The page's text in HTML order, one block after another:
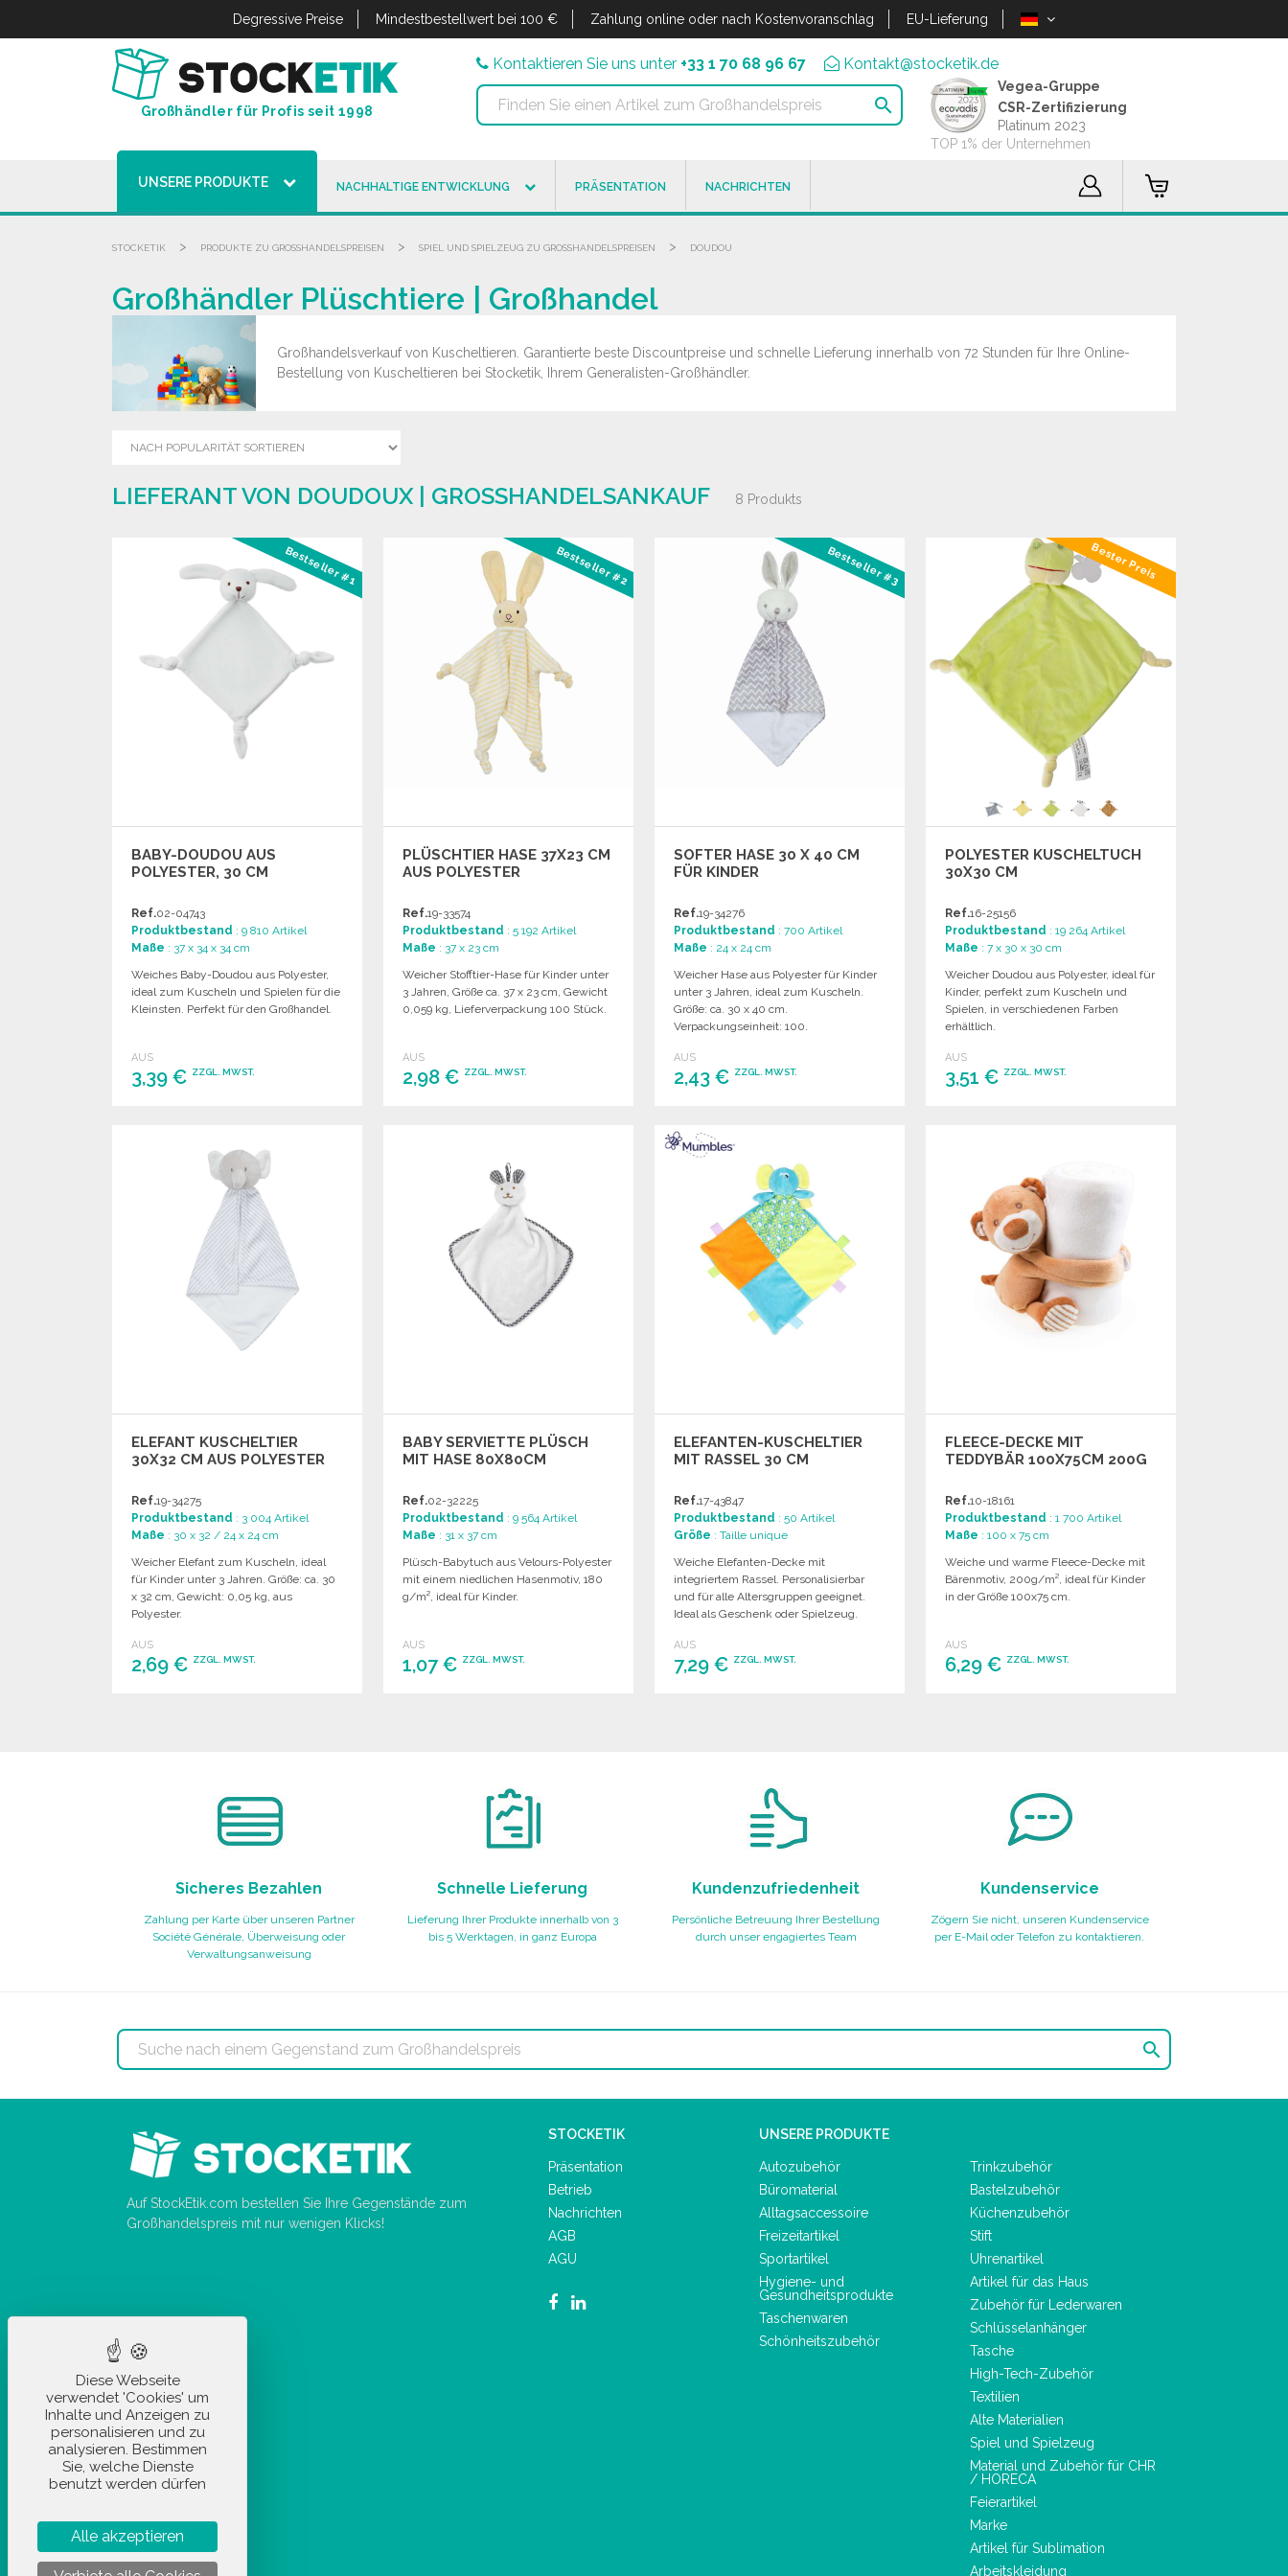
Degressive Preise Mindestbestellwert bei 100 € Zahlung online oder nach Kostenvoranschlag EU-Lieferung
Großhändler für Profis seit 1998
Kontaktieren Sie uns unter +33 1 70 68 96 67 Kontakt@stocketik.de

Vegea-Gruppe
CSR-Zertifizierung
Platinum 2023
TOP 1% der Unternehmen
UNSERE PRODUKTE NACHHALTIGE ENTWICKLUNG PRÄSENTATION NACHRICHTEN
STOCKETIK > PRODUKTE ZU GROSSHANDELSPREISEN > SPIEL UND SPIELZEUG ZU GROSSHANDELSPREISEN > DOUDOU
Großhändler Plüschtiere | Großhandel
Großhandelsverkauf von Kuscheltieren. Garantierte beste Discountpreise und schnelle Lieferung innerhalb von 72 Stunden für Ihre Online-
Bestellung von Kuscheltieren bei Stocketik, Ihrem Generalisten-Großhändler.
LIEFERANT VON DOUDOUX | GROSSHANDELSANKAUF 8 Produkts
Bestseller #1
BABY-DOUDOU AUS
POLYESTER, 30 CM
Ref.02-04743
Produktbestand : 9 810 Artikel
Maße : 37 x 34 x 34 cm
Weiches Baby-Doudou aus Polyester,
ideal zum Kuscheln und Spielen für die
Kleinsten. Perfekt für den Großhandel.
AUS
3,39 € ZZGL. MWST.
Angebot anfordern
Bestseller #2
PLÜSCHTIER HASE 37X23 CM
AUS POLYESTER
Ref.19-33574
Produktbestand : 5 192 Artikel
Maße : 37 x 23 cm
Weicher Stofftier-Hase für Kinder unter
3 Jahren, Größe ca. 37 x 23 cm, Gewicht
0,059 kg, Lieferverpackung 100 Stück.
AUS
2,98 € ZZGL. MWST.
Bestseller #3
SOFTER HASE 30 X 40 CM
FÜR KINDER
Ref.19-34276
Produktbestand : 700 Artikel
Maße : 24 x 24 cm
Weicher Hase aus Polyester für Kinder
unter 3 Jahren, ideal zum Kuscheln.
Größe: ca. 30 x 40 cm.
Verpackungseinheit: 100.
AUS
2,43 € ZZGL. MWST.
Angebot anfordern
Bester Preis
POLYESTER KUSCHELTUCH
30X30 CM
Ref.16-25156
Produktbestand : 19 264 Artikel
Maße : 7 x 30 x 30 cm
Weicher Doudou aus Polyester, ideal für
Kinder, perfekt zum Kuscheln und
Spielen, in verschiedenen Farben
erhältlich.
AUS
3,51 € ZZGL. MWST.
ELEFANT KUSCHELTIER
30X32 CM AUS POLYESTER
Ref.19-34275
Produktbestand : 3 004 Artikel
Maße : 30 x 32 / 24 x 24 cm
Weicher Elefant zum Kuscheln, ideal
für Kinder unter 3 Jahren. Größe: ca. 30
x 32 cm, Gewicht: 0,05 kg, aus
Polyester.
AUS
2,69 € ZZGL. MWST.
BABY SERVIETTE PLÜSCH
MIT HASE 80X80CM
Ref.02-32225
Produktbestand : 9 564 Artikel
Maße : 31 x 37 cm
Plüsch-Babytuch aus Velours-Polyester
mit einem niedlichen Hasenmotiv, 180
g/m², ideal für Kinder.
AUS
1,07 € ZZGL. MWST.
ELEFANTEN-KUSCHELTIER
MIT RASSEL 30 CM
Ref.17-43847
Produktbestand : 50 Artikel
Größe : Taille unique
Weiche Elefanten-Decke mit
integriertem Rassel. Personalisierbar
und für alle Altersgruppen geeignet.
Ideal als Geschenk oder Spielzeug.
AUS
7,29 € ZZGL. MWST.
FLEECE-DECKE MIT
TEDDYBÄR 100X75CM 200G
Ref.10-18161
Produktbestand : 1 700 Artikel
Maße : 100 x 75 cm
Weiche und warme Fleece-Decke mit
Bärenmotiv, 200g/m², ideal für Kinder
in der Größe 100x75 cm.
AUS
6,29 € ZZGL. MWST.
Sicheres Bezahlen
Zahlung per Karte über unseren Partner
Société Générale, Überweisung oder
Verwaltungsanweisung
Schnelle Lieferung
Lieferung Ihrer Produkte innerhalb von 3
bis 5 Werktagen, in ganz Europa
Kundenzufriedenheit
Persönliche Betreuung Ihrer Bestellung
durch unser engagiertes Team
Kundenservice
Zögern Sie nicht, unseren Kundenservice
per E-Mail oder Telefon zu kontaktieren.

Auf StockEtik.com bestellen Sie Ihre Gegenstände zum
Großhandelspreis mit nur wenigen Klicks!
STOCKETIK
Präsentation
Betrieb
Nachrichten
AGB
AGU
UNSERE PRODUKTE
Autozubehör
Büromaterial
Alltagsaccessoire
Freizeitartikel
Sportartikel
Hygiene- und
Gesundheitsprodukte
Taschenwaren
Schönheitszubehör
Trinkzubehör
Bastelzubehör
Küchenzubehör
Stift
Uhrenartikel
Artikel für das Haus
Zubehör für Lederwaren
Schlüsselanhänger
Tasche
High-Tech-Zubehör
Textilien
Alte Materialien
Spiel und Spielzeug
Material und Zubehör für CHR
/ HORECA
Feierartikel
Marke
Artikel für Sublimation
Arbeitskleidung
Diese Webseite
verwendet 'Cookies' um
Inhalte und Anzeigen zu
personalisieren und zu
analysieren. Bestimmen
Sie, welche Dienste
benutzt werden dürfen
Alle akzeptieren